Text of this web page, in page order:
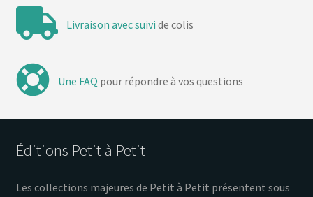
Livraison avec suivi de colis
Une FAQ pour répondre à vos questions
Éditions Petit à Petit
Les collections majeures de Petit à Petit présentent sous